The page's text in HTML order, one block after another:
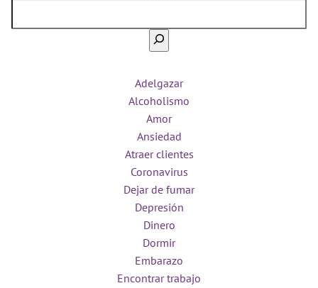
Adelgazar
Alcoholismo
Amor
Ansiedad
Atraer clientes
Coronavirus
Dejar de fumar
Depresión
Dinero
Dormir
Embarazo
Encontrar trabajo